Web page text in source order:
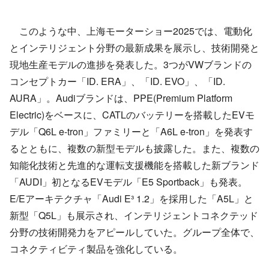
このような中、上海モーターショー2025では、電動化
とインテリジェント分野の最新成果を展示し、技術開発と
現地生産モデルの進捗を発表した。3つがVWブランドの
コンセプトカー「ID. ERA」、「ID. EVO」、「ID.
AURA」。Audiブランドは、PPE(Premium Platform
Electric)をベースに、CATLのバッテリーを搭載したEVモ
デル「Q6L e-tron」ファミリーと「A6L e-tron」を発表す
るとともに、複数の新型モデルも披露した。また、複数の
知能化技術と先進的な運転支援機能を搭載した新ブランド
「AUDI」初となるEVモデル「E5 Sportback」も発表。
E/Eアーキテクチャ「Audi E³ 1.2」を採用した「A5L」と
新型「Q5L」も展示され、インテリジェントコネクテッド
分野の技術開発力をアピールしていた。グループ全体で、
コネクティビティ製品を強化している。